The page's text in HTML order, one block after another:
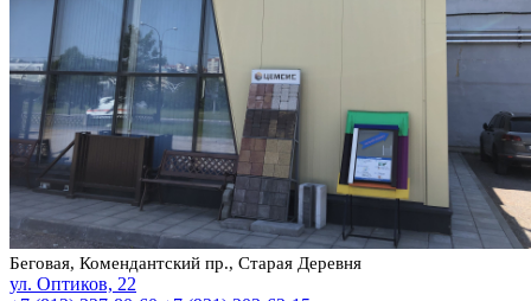
Беговая, Комендантский пр., Старая Деревня
ул. Оптиков, 22